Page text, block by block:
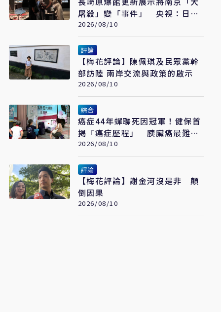
屠殺」變「事件」 央視：日本
又在偷改歷史
2026/08/10
評論
【梅花評論】陳佩琪及民眾黨幹
部訪陸 兩岸交流與政策的啟示
2026/08/10
綜合
癌症44年蟬聯死因冠軍！健保首
揭「癌症歷程」 胰臟癌最難
治、肺癌驚見院際差41.8個百分
點
2026/08/10
評論
【梅花評論】謝金河沒是非 顛
倒因果
2026/08/10